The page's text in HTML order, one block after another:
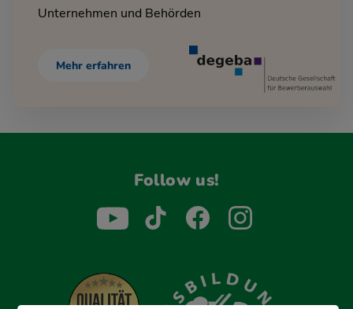
Unternehmen und Behörden
Mehr erfahren
Follow us!